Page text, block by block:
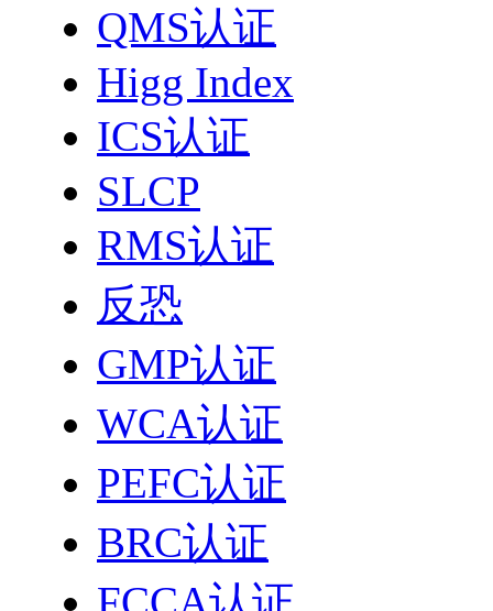
QMS认证
Higg Index
ICS认证
SLCP
RMS认证
反恐
GMP认证
WCA认证
PEFC认证
BRC认证